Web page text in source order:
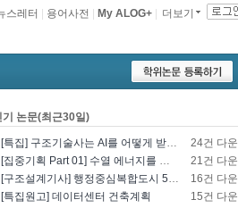
더보기
My ALOG+
용어사전
스레터
기 논문(최근30일)
[특집] 구조기술사는 AI를 어떻게 받아들일 것인가? - 영국구조기술사회의 AI 및 L..
24건 다운
[집중기획 Part 01] 수열 에너지를 이용한 건물 냉난방 및 데이터센터 냉각
21건 다운
[구조설계기사] 행정중심복합도시 5-1생활권 L5BL 공공주택 건설공사 모듈러 건축물 ..
16건 다운
[특집원고] 데이터센터 건축계획
15건 다운